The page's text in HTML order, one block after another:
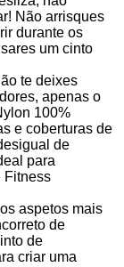
Não arrisques
durante os
um cinto
te deixes
apenas o
100%
e coberturas de
de
para
Fitness
aspetos mais
de
de
criar uma